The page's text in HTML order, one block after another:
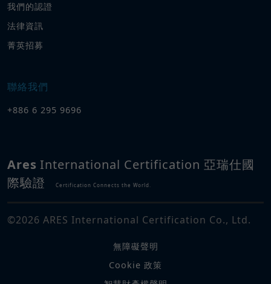
我們的認證
法律資訊
菁英招募
聯絡我們
+886 6 295 9696
Ares International Certification 亞瑞仕國
際驗證
Certification Connects the World.
©2026 ARES International Certification Co., Ltd.
無障礙聲明
Cookie 政策